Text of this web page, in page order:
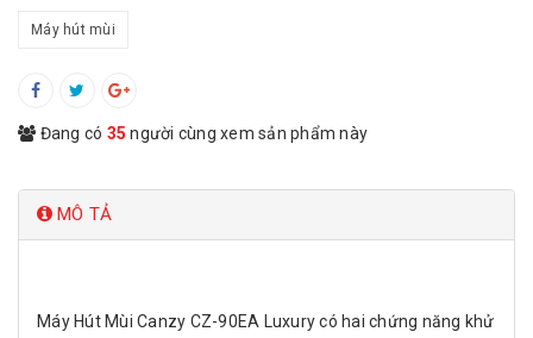
Máy hút mùi
Đang có 35 người cùng xem sản phẩm này
MÔ TẢ
Máy Hút Mùi Canzy CZ-90EA Luxury có hai chứng năng khử